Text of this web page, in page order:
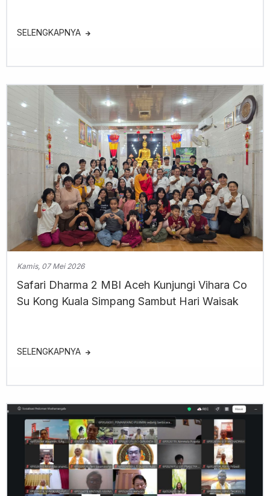
SELENGKAPNYA
Kamis, 07 Mei 2026
Safari Dharma 2 MBI Aceh Kunjungi Vihara Co
Su Kong Kuala Simpang Sambut Hari Waisak
SELENGKAPNYA